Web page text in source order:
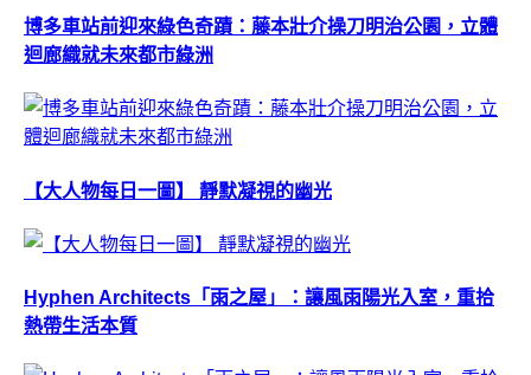
博多車站前迎來綠色奇蹟：藤本壯介操刀明治公園，立體
迴廊織就未來都市綠洲
【大人物每日一圖】 靜默凝視的幽光
Hyphen Architects「雨之屋」：讓風雨陽光入室，重拾
熱帶生活本質